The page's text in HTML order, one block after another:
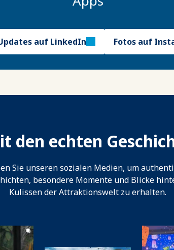
auf LinkedIn Fotos auf
den echten
Sie unseren sozialen Medien, um
besondere Momente und Blicke
Kulissen der Attraktionswelt zu erhalten.